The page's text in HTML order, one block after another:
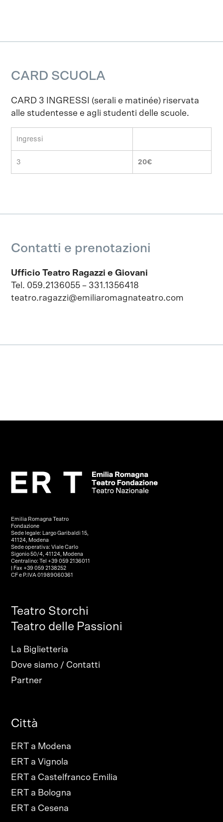
CARD SCUOLA
CARD 3 INGRESSI (serali e matinée) riservata
alle studentesse e agli studenti delle scuole.
Ingressi
3 20€
Contatti e prenotazioni
Ufficio Teatro Ragazzi e Giovani
Tel. 059.2136055 – 331.1356418
teatro.ragazzi@emiliaromagnateatro.com
Emilia Romagna Teatro
Fondazione
Sede legale: Largo Garibaldi 15,
41124, Modena
Sede operativa: Viale Carlo
Sigonio 50/4, 41124, Modena
Centralino: Tel +39 059 2136011
| Fax +39 059 2138252
CF e P.IVA 01989060361
Teatro Storchi
Teatro delle Passioni
La Biglietteria
Dove siamo / Contatti
Partner
Città
ERT a Modena
ERT a Vignola
ERT a Castelfranco Emilia
ERT a Bologna
ERT a Cesena